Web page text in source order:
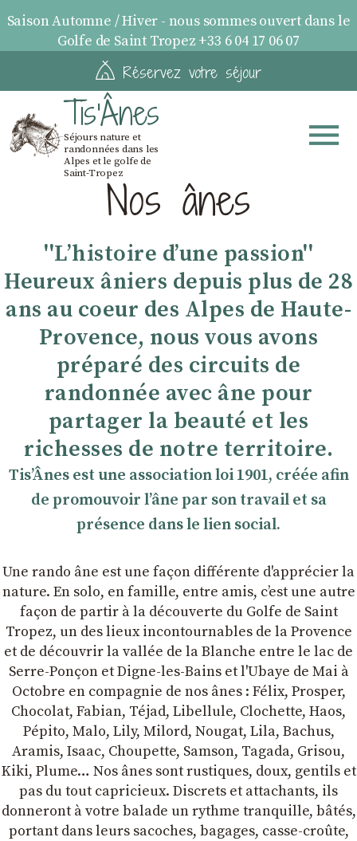
Saison Automne / Hiver - nous sommes ouvert dans le
Golfe de Saint Tropez +33 6 04 17 06 07
Réservez votre séjour
Tis'Ânes
Séjours nature et
randonnées dans les
Alpes et le golfe de
Saint-TropezNos ânes
''Lʼhistoire dʼune passion''
Heureux âniers depuis plus de 28
ans au coeur des Alpes de Haute-
Provence, nous vous avons
préparé des circuits de
randonnée avec âne pour
partager la beauté et les
richesses de notre territoire.
TisʼÂnes est une association loi 1901, créée afin
de promouvoir lʼâne par son travail et sa
présence dans le lien social.
Une rando âne est une façon différente d'apprécier la
nature. En solo, en famille, entre amis, cʼest une autre
façon de partir à la découverte du Golfe de Saint
Tropez, un des lieux incontournables de la Provence
et de découvrir la vallée de la Blanche entre le lac de
Serre-Ponçon et Digne-les-Bains et l'Ubaye de Mai à
Octobre en compagnie de nos ânes : Félix, Prosper,
Chocolat, Fabian, Téjad, Libellule, Clochette, Haos,
Pépito, Malo, Lily, Milord, Nougat, Lila, Bachus,
Aramis, Isaac, Choupette, Samson, Tagada, Grisou,
Kiki, Plume… Nos ânes sont rustiques, doux, gentils et
pas du tout capricieux. Discrets et attachants, ils
donneront à votre balade un rythme tranquille, bâtés,
portant dans leurs sacoches, bagages, casse-croûte,